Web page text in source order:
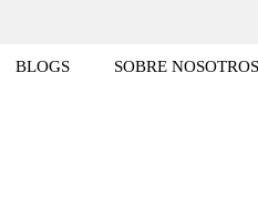
BLOGS SOBRE NOSOTROS